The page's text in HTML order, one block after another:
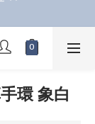
環 象白